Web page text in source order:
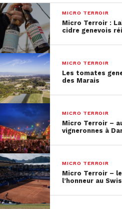
temps difficiles.
Vous pouvez les contacter
757 50 00 ou par e-mail:
genevoises.ch
Ils vous accompagneront
votre projet et vous
assortiment (arbres,
vivaces,
hors plantons, fleurs,
Plus d’infos sur
MICRO TERROIR
Micro Terroir :
cidre genevois
MICRO TERROIR
Les tomates
des Marais
MICRO TERROIR
Micro Terroir –
vigneronnes à
MICRO TERROIR
Micro Terroir –
l’honneur au